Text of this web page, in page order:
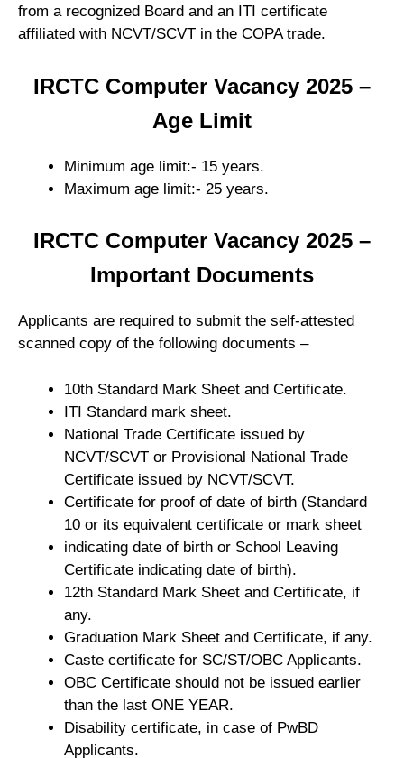
from a recognized Board and an ITI certificate
affiliated with NCVT/SCVT in the COPA trade.
IRCTC Computer Vacancy 2025 –
Age Limit
Minimum age limit:- 15 years.
Maximum age limit:- 25 years.
IRCTC Computer Vacancy 2025 –
Important Documents
Applicants are required to submit the self-attested
scanned copy of the following documents –
10th Standard Mark Sheet and Certificate.
ITI Standard mark sheet.
National Trade Certificate issued by
NCVT/SCVT or Provisional National Trade
Certificate issued by NCVT/SCVT.
Certificate for proof of date of birth (Standard
10 or its equivalent certificate or mark sheet
indicating date of birth or School Leaving
Certificate indicating date of birth).
12th Standard Mark Sheet and Certificate, if
any.
Graduation Mark Sheet and Certificate, if any.
Caste certificate for SC/ST/OBC Applicants.
OBC Certificate should not be issued earlier
than the last ONE YEAR.
Disability certificate, in case of PwBD
Applicants.